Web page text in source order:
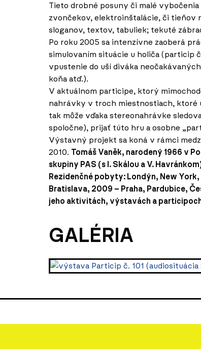
Tieto drobné posuny či malé
zvončekov, elektroinštalácie, či tieňov
sloganov, textov, tabuliek; tekuté
Po roku 2005 sa intenzívne zaoberá
simulovaním situácie u holiča (particip
vpustenie do uší diváka
koňa atď.).
V aktuálnom participe, ktorý
nahrávky v troch miestnostiach, ktoré
tak môže vďaka stereonahrávke
spoločne), prijať túto hru a osobne
Výstavný projekt sa koná v rámci
2010. Tomáš Vaněk, narodený 1966 v
skupiny PAS (s I. Skálou a V.
Rezidenčné pobyty: Londýn, New
Bratislava, 2009 – Praha, Pardubice,
jeho aktivitách, výstavách a
GALÉRIA